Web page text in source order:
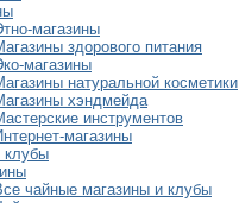
магазины
здорового питания
магазины
натуральной косметики
хэндмейда
инструментов
магазины
клубы
чайные магазины и клубы